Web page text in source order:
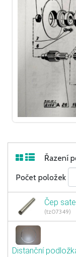
Řazení
Počet položek
Čep
(tz07349)
Distanční